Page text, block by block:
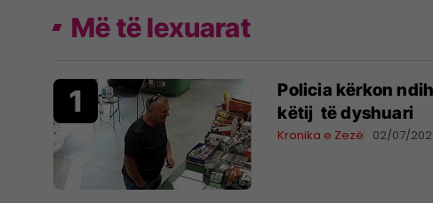
Më të lexuarat
Policia kërkon
këtij të dyshuari
Kronika e Zezë 02/07/